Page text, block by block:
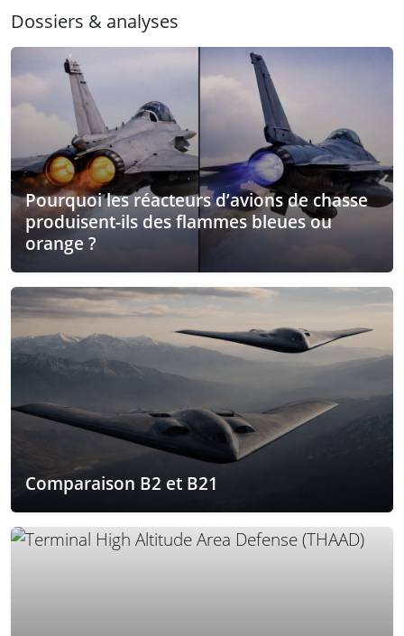
Dossiers & analyses
Pourquoi les réacteurs d’avions de chasse
produisent-ils des flammes bleues ou
orange ?
Comparaison B2 et B21